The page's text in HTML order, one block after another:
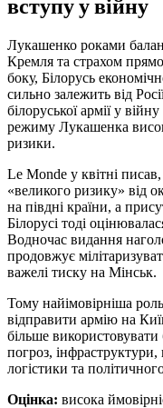
Лукашенко роками
Кремля та страхом
боку, Білорусь
сильно залежить від
білоруської армії у
режиму Лукашенка
ризики.
Le Monde у квітні
«великого ризику» від
на півдні країни, а
Білорусі тоді
Водночас видання
продовжує
важелі тиску на Мінськ.
Тому найімовірніша
відправити армію на
більше використовувати
погроз, інфраструктури,
логістики та
Оцінка: висока